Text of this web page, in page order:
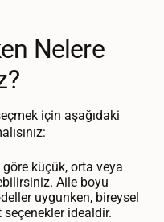
Nelere
için aşağıdaki
göre küçük, orta veya
Aile boyu
uygunken, bireysel
idealdir.